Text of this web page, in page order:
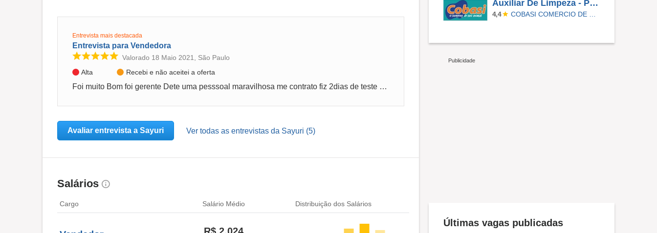
Entrevista mais destacada
Entrevista para Vendedora
Valorado 18 Maio 2021, São Paulo
Alta
Recebi e não aceitei a oferta
Foi muito Bom foi gerente Dete uma pesssoal maravilhosa me contrato fiz 2dias de teste passei depois de 9 foi dispesanda sai dela chorado pq...
Avaliar entrevista a Sayuri Ver todas as entrevistas da Sayuri (5)
Salários
Cargo Salário Médio Distribuição dos Salários
Auxiliar De Limpeza - Paulinia
4,4
Últimas vagas publicadas